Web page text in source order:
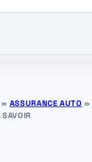
ASSURANCE AUTO »